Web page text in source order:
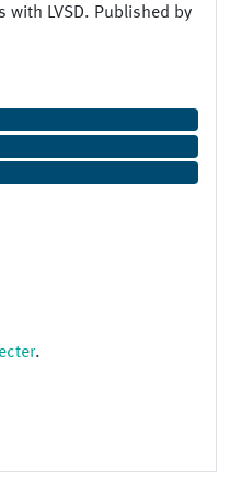
with LVSD. Published by
.